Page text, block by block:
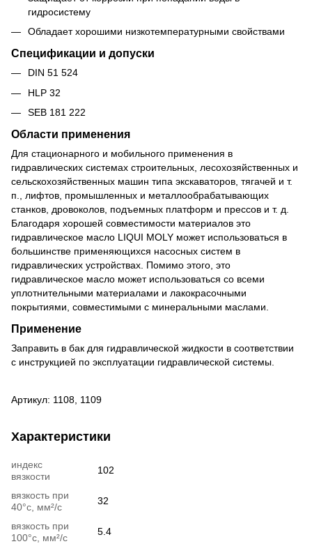
гидросистему
Обладает хорошими низкотемпературными свойствами
Спецификации и допуски
DIN 51 524
HLP 32
SEB 181 222
Области применения
Для стационарного и мобильного применения в
гидравлических системах строительных, лесохозяйственных и
сельскохозяйственных машин типа экскаваторов, тягачей и т.
п., лифтов, промышленных и металлообрабатывающих
станков, дровоколов, подъемных платформ и прессов и т. д.
Благодаря хорошей совместимости материалов это
гидравлическое масло LIQUI MOLY может использоваться в
большинстве применяющихся насосных систем в
гидравлических устройствах. Помимо этого, это
гидравлическое масло может использоваться со всеми
уплотнительными материалами и лакокрасочными
покрытиями, совместимыми с минеральными маслами.
Применение
Заправить в бак для гидравлической жидкости в соответствии
с инструкцией по эксплуатации гидравлической системы.
Артикул: 1108, 1109
Характеристики
индекс
вязкости
102
вязкость при
40°c, мм²/с
32
вязкость при
100°c, мм²/с
5.4